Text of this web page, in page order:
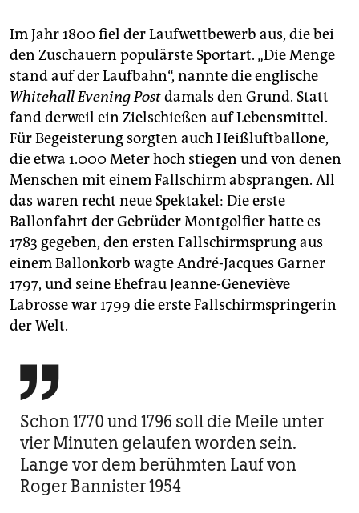
Im Jahr 1800 fiel der Laufwettbewerb aus, die bei
den Zuschauern populärste Sportart. „Die Menge
stand auf der Laufbahn“, nannte die englische
Whitehall Evening Postdamals den Grund. Statt
fand derweil ein Zielschießen auf Lebensmittel.
Für Begeisterung sorgten auch Heißluftballone,
die etwa 1.000 Meter hoch stiegen und von denen
Menschen mit einem Fallschirm absprangen. All
das waren recht neue Spektakel: Die erste
Ballonfahrt der Gebrüder Montgolfier hatte es
1783 gegeben, den ersten Fallschirmsprung aus
einem Ballonkorb wagte André-Jacques Garner
1797, und seine Ehefrau Jeanne-Geneviève
Labrosse war 1799 die erste Fallschirmspringerin
der Welt.

Schon 1770 und 1796 soll die Meile unter
vier Minuten gelaufen worden sein.
Lange vor dem berühmten Lauf von
Roger Bannister 1954